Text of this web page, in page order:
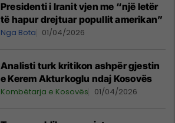
Presidenti i Iranit vjen me “një letër
të hapur drejtuar popullit amerikan”
Nga Bota 01/04/2026
Analisti turk kritikon ashpër gjestin
e Kerem Akturkoglu ndaj Kosovës
Kombëtarja e Kosovës 01/04/2026